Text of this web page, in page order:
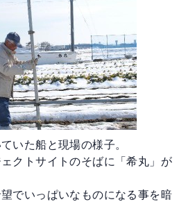
いた船と現場の様子。
クトサイトのそばに「希丸」が
でいっぱいなものになる事を暗